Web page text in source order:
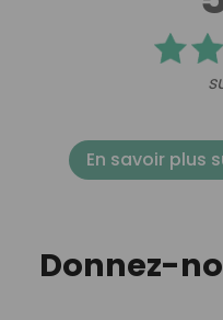
En savoir plus
Donnez-